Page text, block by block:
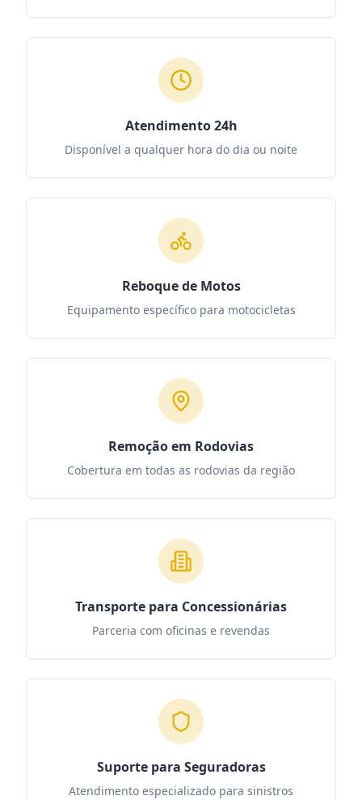
Atendimento 24h
Disponível a qualquer hora do dia ou noite
Reboque de Motos
Equipamento específico para motocicletas
Remoção em Rodovias
Cobertura em todas as rodovias da região
Transporte para Concessionárias
Parceria com oficinas e revendas
Suporte para Seguradoras
Atendimento especializado para sinistros